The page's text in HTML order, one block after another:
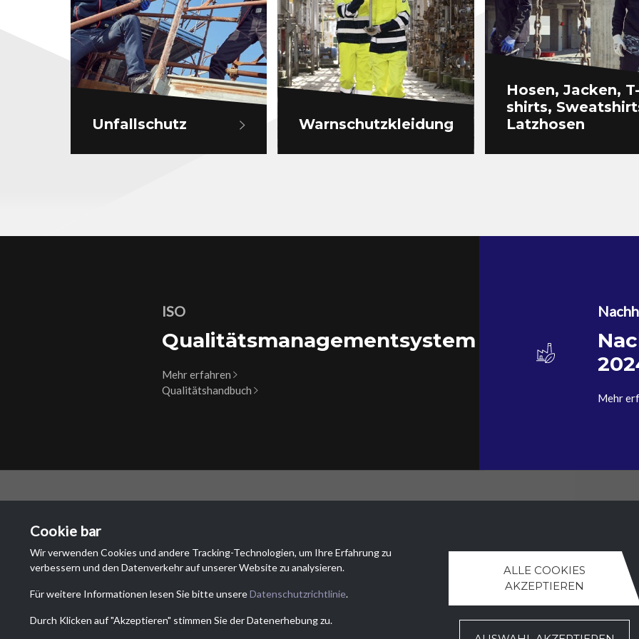
Unfallschutz Warnschutzkleidung
Hosen, Jacken, T-
shirts,
Latzhosen
ISO
Qualitätsmanagementsystem
Mehr erfahren
Qualitätshandbuch
Mehr
Via Dei Lauri 4
6833 Vacallo (TI)
Cookie bar
Wir verwenden Cookies und andere Tracking-Technologien, um Ihre Erfahrung zu
verbessern und den Datenverkehr auf unserer Website zu analysieren.
Für weitere Informationen lesen Sie bitte unsereDatenschutzrichtlinie.
Durch Klicken auf "Akzeptieren" stimmen Sie der Datenerhebung zu.
ALLE COOKIES
AKZEPTIEREN